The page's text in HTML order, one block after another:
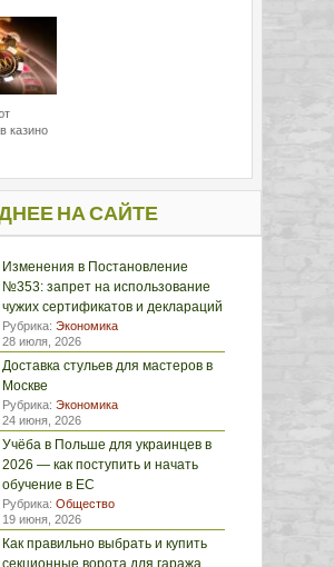
казино
НА САЙТЕ
Изменения в Постановление
№353: запрет на использование
чужих сертификатов и деклараций
Рубрика: Экономика
28 июля, 2026
Доставка стульев для мастеров в
Москве
Рубрика: Экономика
24 июня, 2026
Учёба в Польше для украинцев в
2026 — как поступить и начать
обучение в ЕС
Рубрика: Общество
19 июня, 2026
Как правильно выбрать и купить
секционные ворота для гаража